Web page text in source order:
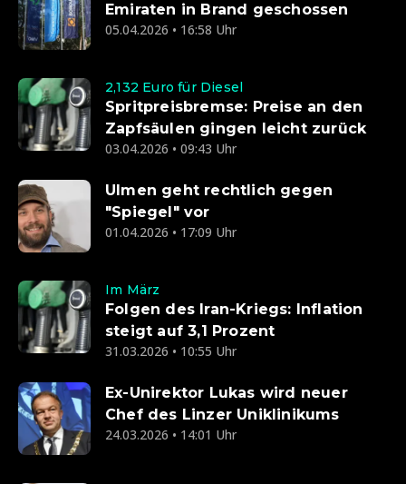
Emiraten in Brand geschossen
05.04.2026 • 16:58 Uhr
2,132 Euro für Diesel
Spritpreisbremse: Preise an den
Zapfsäulen gingen leicht zurück
03.04.2026 • 09:43 Uhr
Ulmen geht rechtlich gegen
"Spiegel" vor
01.04.2026 • 17:09 Uhr
Im März
Folgen des Iran-Kriegs: Inflation
steigt auf 3,1 Prozent
31.03.2026 • 10:55 Uhr
Ex-Unirektor Lukas wird neuer
Chef des Linzer Uniklinikums
24.03.2026 • 14:01 Uhr